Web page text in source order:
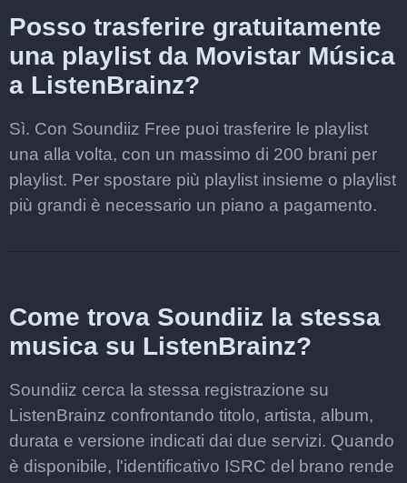
Posso trasferire gratuitamente
una playlist da Movistar Música
a ListenBrainz?
Sì. Con Soundiiz Free puoi trasferire le playlist
una alla volta, con un massimo di 200 brani per
playlist. Per spostare più playlist insieme o playlist
più grandi è necessario un piano a pagamento.
Come trova Soundiiz la stessa
musica su ListenBrainz?
Soundiiz cerca la stessa registrazione su
ListenBrainz confrontando titolo, artista, album,
durata e versione indicati dai due servizi. Quando
è disponibile, l'identificativo ISRC del brano rende